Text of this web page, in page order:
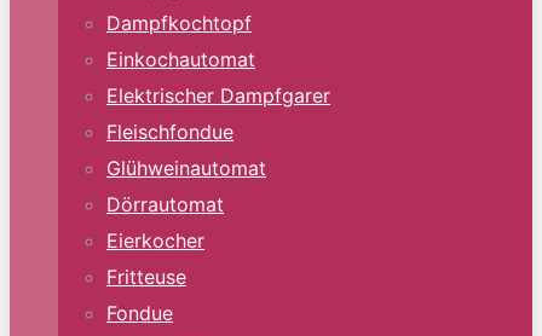
Dampfkochtopf
Einkochautomat
Elektrischer Dampfgarer
Fleischfondue
Glühweinautomat
Dörrautomat
Eierkocher
Fritteuse
Fondue